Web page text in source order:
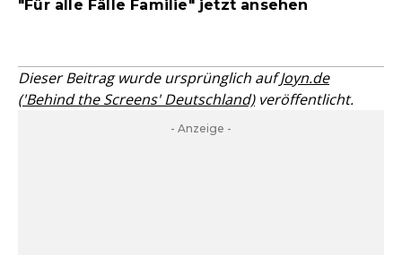
"Für alle Fälle Familie" jetzt ansehen
Dieser Beitrag wurde ursprünglich aufJoyn.de
('Behind the Screens' Deutschland)veröffentlicht.
- Anzeige -